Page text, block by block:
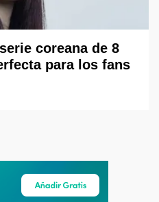
coreana de 8
para los fans